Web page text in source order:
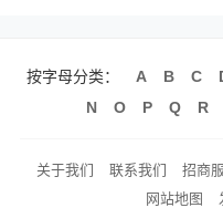
按字母分类： A B C
N
O P Q R
关于我们 联系我们 招商
网站地图